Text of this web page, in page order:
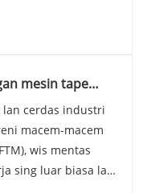
mesin tape
teks pinter
cerdas industri
macem-macem
wis mentas
sing luar biasa lan